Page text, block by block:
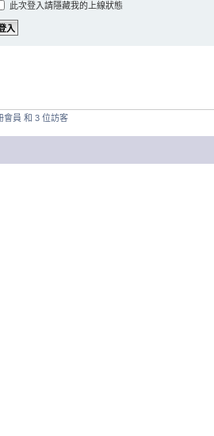
此次登入請隱藏我的上線狀態
會員 和 3 位訪客